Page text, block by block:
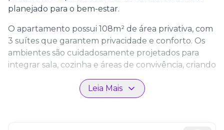
planejado para o bem-estar.
O apartamento possui 108m² de área privativa, com
3 suítes que garantem privacidade e conforto. Os
ambientes são cuidadosamente projetados para
integrar sala, cozinha e áreas de convivência, criando
espaços funcionais e acolhedores.
Com 2 vagas de garagem, o imóvel oferece
Leia Mais